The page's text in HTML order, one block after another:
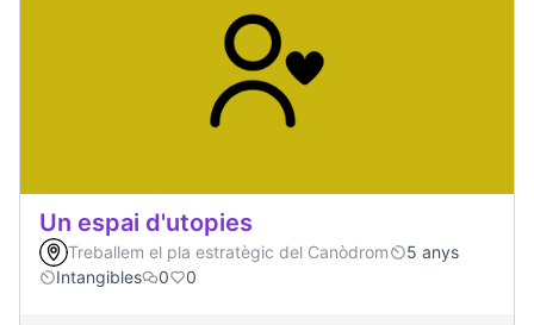
Un espai d'utopies
Treballem el pla estratègic del Canòdrom
5 anys
Intangibles
0 0